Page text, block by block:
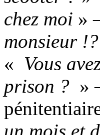
chez moi »
monsieur !?
« Vous
prison ? »
un mois et